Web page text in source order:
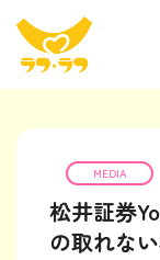
MEDIA
松井証券
の取れな